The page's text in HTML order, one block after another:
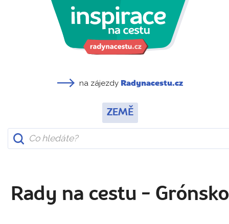
na zájezdy Radynacestu.cz
ZEMĚ
Rady na cestu - Grónsko